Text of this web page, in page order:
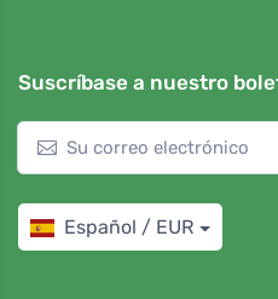
Suscríbase a nuestro
Español / EUR